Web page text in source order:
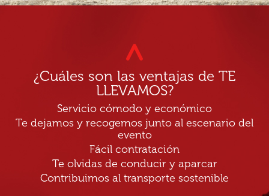
¿Cuáles son las ventajas de TE
LLEVAMOS?
Servicio cómodo y económico
Te dejamos y recogemos junto al escenario del
evento
Fácil contratación
Te olvidas de conducir y aparcar
Contribuimos al transporte sostenible